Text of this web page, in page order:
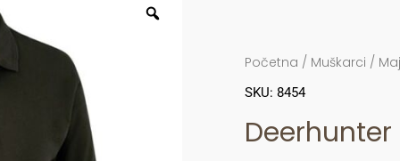
Početna / Muškarci /
SKU: 8454
Deerhunter